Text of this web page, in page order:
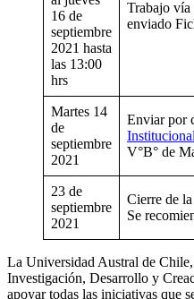
16 de
septiembre
2021 hasta
las 13:00
hrs
Trabajo vía
enviado
Martes 14
de
septiembre
2021
Enviar por
V°B° de
23 de
septiembre
2021
Cierre de
Se
La Universidad Austral de
Investigación, Desarrollo y
apoyar todas las iniciativas que